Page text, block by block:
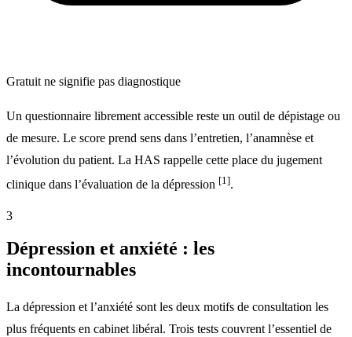
Gratuit ne signifie pas diagnostique
Un questionnaire librement accessible reste un outil de dépistage ou
de mesure. Le score prend sens dans l’entretien, l’anamnèse et
l’évolution du patient. La HAS rappelle cette place du jugement
clinique dans l’évaluation de la dépression [1].
3
Dépression et anxiété : les
incontournables
La dépression et l’anxiété sont les deux motifs de consultation les
plus fréquents en cabinet libéral. Trois tests couvrent l’essentiel de